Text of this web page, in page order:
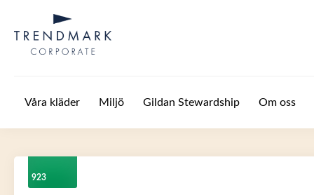
Våra kläder Miljö Gildan Stewardship Om oss
923